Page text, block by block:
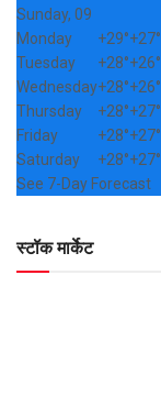
Sunday, 09
Monday
+29°+27°
Tuesday
+28°+26°
Wednesday+28°+26°
Thursday
+28°+27°
Friday
+28°+27°
Saturday
+28°+27°
See 7-Day Forecast
स्टॉक मार्केट